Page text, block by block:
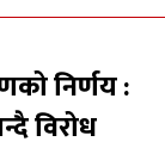
निर्णय :
विरोध